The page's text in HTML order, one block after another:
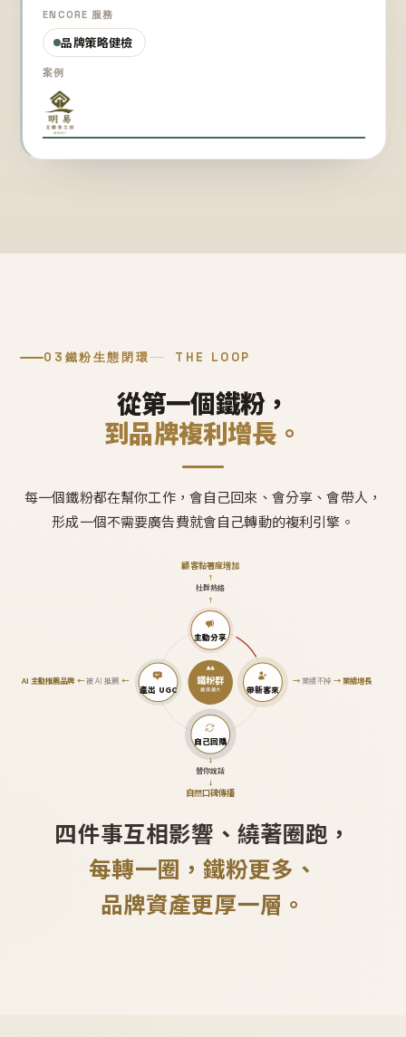
ENCORE 服務
品牌策略健檢
案例
03 鐵粉生態閉環 THE LOOP
從第一個鐵粉，
到品牌複利增長。
每一個鐵粉都在幫你工作，會自己回來、會分享、會帶人，
形成一個不需要廣告費就會自己轉動的複利引擎。
鐵粉群
越滾越大
主動分享
↑
社群熱絡
↑
顧客黏著度增加
帶新客來
→業績不掉 →業績增長
自己回購
↓
替你說話
↓
自然口碑傳播
產出 UGC
AI 主動推薦品牌←被 AI 推薦 ←
四件事互相影響、繞著圈跑，
每轉一圈，鐵粉更多、
品牌資產更厚一層。